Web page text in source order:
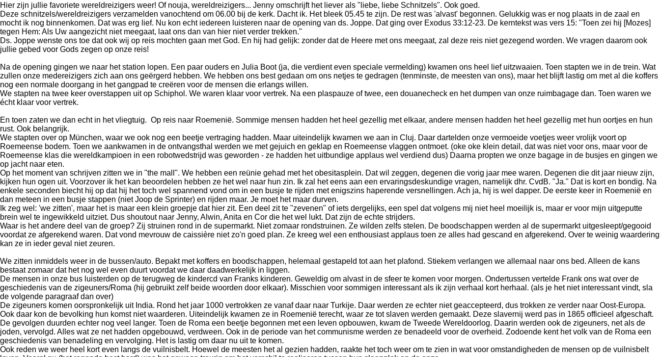
Hier zijn jullie favoriete wereldreizigers weer! Of nouja, wereldreizigers... Jenny omschrijft het liever als "liebe, liebe Schnitzels". Ook goed.
Deze schnitzels/wereldreizigers verzamelden vanochtend om 06.00 bij de kerk. Dacht ik. Het bleek 05.45 te zijn. De rest was 'alvast' begonnen. Gelukkig was er nog plaats in de zaal en
mocht ik nog binnenkomen. Dat was erg lief. Nu kon echt iedereen luisteren naar de opening van ds. Joppe. Dat ging over Exodus 33:12-23. De kerntekst was vers 15: "Toen zei hij [Mozes]
tegen Hem: Als Uw aangezicht niet meegaat, laat ons dan van hier niet verder trekken."
Ds. Joppe wenste ons toe dat ook wij op reis mochten gaan met God. En hij had gelijk: zonder dat de Heere met ons meegaat, zal deze reis niet gezegend worden. We vragen daarom ook
jullie gebed voor Gods zegen op onze reis!
Na de opening gingen we naar het station lopen. Een paar ouders en Julia Boot (ja, die verdient even speciale vermelding) kwamen ons heel lief uitzwaaien. Toen stapten we in de trein. Wat
zullen onze medereizigers zich aan ons geërgerd hebben. We hebben ons best gedaan om ons netjes te gedragen (tenminste, de meesten van ons), maar het blijft lastig om met al die koffers
nog een normale doorgang in het gangpad te creëren voor de mensen die erlangs willen.
We stapten na twee keer overstappen uit op Schiphol. We waren klaar voor vertrek. Na een plaspauze of twee, een douanecheck en het dumpen van onze ruimbagage dan. Toen waren we
écht klaar voor vertrek.
En toen zaten we dan echt in het vliegtuig. Op reis naar Roemenië. Sommige mensen hadden het heel gezellig met elkaar, andere mensen hadden het heel gezellig met hun oortjes en hun
rust. Ook belangrijk.
We stapten over op München, waar we ook nog een beetje vertraging hadden. Maar uiteindelijk kwamen we aan in Cluj. Daar dartelden onze vermoeide voetjes weer vrolijk voort op
Roemeense bodem. Toen we aankwamen in de ontvangsthal werden we met gejuich en geklap en Roemeense vlaggen ontmoet. (oke oke klein detail, dat was niet voor ons, maar voor de
Roemeense klas die wereldkampioen in een robotwedstrijd was geworden - ze hadden het uitbundige applaus wel verdiend dus) Daarna propten we onze bagage in de busjes en gingen we
op jacht naar eten.
Op het moment van schrijven zitten we in "the mall". We hebben een reünie gehad met het obesitasplein. Dat wil zeggen, degenen die vorig jaar mee waren. Degenen die dit jaar nieuw zijn,
kijken hun ogen uit. Voorzover ik het kan beoordelen hebben ze het wel naar hun zin. Ik zal het eens aan een ervaringsdeskundige vragen, namelijk dhr. CvdB. "Ja." Dat is kort en bondig. Na
enkele seconden biecht hij op dat hij het toch wel spannend vond om in een busje te rijden met enigszins haperende versnellingen. Ach ja, hij is wel dapper. De eerste keer in Roemenië en
dan meteen in een busje stappen (niet Joop de Sprinter) en rijden maar. Je moet het maar durven.
Ik zeg wel: 'we zitten', maar het is maar een klein groepje dat hier zit. Een deel zit te "zevenen" of iets dergelijks, een spel dat volgens mij niet heel moeilijk is, maar er voor mijn uitgeputte
brein wel te ingewikkeld uitziet. Dus shoutout naar Jenny, Alwin, Anita en Cor die het wel lukt. Dat zijn de echte strijders.
Waar is het andere deel van de groep? Zij struinen rond in de supermarkt. Niet zomaar rondstruinen. Ze wilden zelfs stelen. De boodschappen werden al de supermarkt uitgesleept/gegooid
voordat ze afgerekend waren. Dat vond mevrouw de caissière niet zo'n goed plan. Ze kreeg wel een enthousiast applaus toen ze alles had gescand en afgerekend. Over te weinig waardering
kan ze in ieder geval niet zeuren.
We zitten inmiddels weer in de bussen/auto. Bepakt met koffers en boodschappen, helemaal gestapeld tot aan het plafond. Stiekem verlangen we allemaal naar ons bed. Alleen de kans
bestaat zomaar dat het nog wel even duurt voordat we daar daadwerkelijk in liggen.
De mensen in onze bus luisterden op de terugweg de kindercd van Franks kinderen. Geweldig om alvast in de sfeer te komen voor morgen. Ondertussen vertelde Frank ons wat over de
geschiedenis van de zigeuners/Roma (hij gebruikt zelf beide woorden door elkaar). Misschien voor sommigen interessant als ik zijn verhaal kort herhaal. (als je het niet interessant vindt, sla
de volgende paragraaf dan over)
De zigeuners komen oorspronkelijk uit India. Rond het jaar 1000 vertrokken ze vanaf daar naar Turkije. Daar werden ze echter niet geaccepteerd, dus trokken ze verder naar Oost-Europa.
Ook daar kon de bevolking hun komst niet waarderen. Uiteindelijk kwamen ze in Roemenië terecht, waar ze tot slaven werden gemaakt. Deze slavernij werd pas in 1865 officieel afgeschaft.
De gevolgen duurden echter nog veel langer. Toen de Roma een beetje begonnen met een leven opbouwen, kwam de Tweede Wereldoorlog. Daarin werden ook de zigeuners, net als de
joden, vervolgd. Alles wat ze net hadden opgebouwd, verdween. Ook in de periode van het communisme werden ze benadeeld voor de overheid. Zodoende kent het volk van de Roma een
geschiedenis van benadeling en vervolging. Het is lastig om daar nu uit te komen.
Ook reden we weer heel kort even langs de vuilnisbelt. Hoewel de meesten het al gezien hadden, raakte het toch weer om te zien in wat voor omstandigheden de mensen op de vuilnisbelt